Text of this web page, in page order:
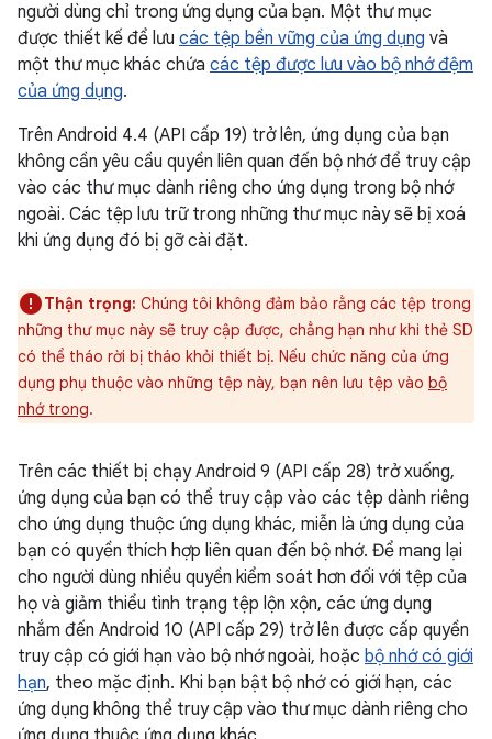
người dùng chỉ trong ứng dụng của bạn. Một thư mục
được thiết kế để lưu các tệp bền vững của ứng dụng và
một thư mục khác chứa các tệp được lưu vào bộ nhớ đệm
của ứng dụng.
Trên Android 4.4 (API cấp 19) trở lên, ứng dụng của bạn
không cần yêu cầu quyền liên quan đến bộ nhớ để truy cập
vào các thư mục dành riêng cho ứng dụng trong bộ nhớ
ngoài. Các tệp lưu trữ trong những thư mục này sẽ bị xoá
khi ứng dụng đó bị gỡ cài đặt.
Thận trọng: Chúng tôi không đảm bảo rằng các tệp trong
những thư mục này sẽ truy cập được, chẳng hạn như khi thẻ SD
có thể tháo rời bị tháo khỏi thiết bị. Nếu chức năng của ứng
dụng phụ thuộc vào những tệp này, bạn nên lưu tệp vào bộ
nhớ trong.
Trên các thiết bị chạy Android 9 (API cấp 28) trở xuống,
ứng dụng của bạn có thể truy cập vào các tệp dành riêng
cho ứng dụng thuộc ứng dụng khác, miễn là ứng dụng của
bạn có quyền thích hợp liên quan đến bộ nhớ. Để mang lại
cho người dùng nhiều quyền kiểm soát hơn đối với tệp của
họ và giảm thiểu tình trạng tệp lộn xộn, các ứng dụng
nhắm đến Android 10 (API cấp 29) trở lên được cấp quyền
truy cập có giới hạn vào bộ nhớ ngoài, hoặc bộ nhớ có giới
hạn, theo mặc định. Khi bạn bật bộ nhớ có giới hạn, các
ứng dụng không thể truy cập vào thư mục dành riêng cho